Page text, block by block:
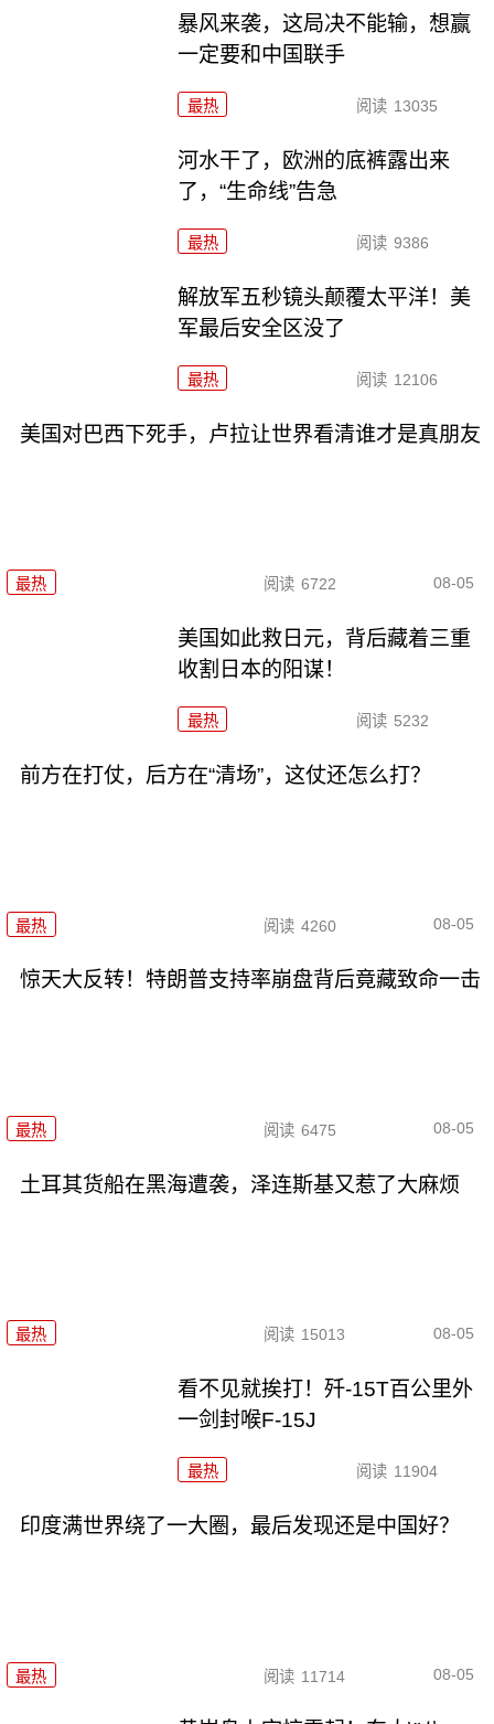
暴风来袭，这局决不能输，想赢
一定要和中国联手
最热 阅读 13035
河水干了，欧洲的底裤露出来
了，“生命线”告急
最热 阅读 9386
解放军五秒镜头颠覆太平洋！美
军最后安全区没了
最热 阅读 12106
美国对巴西下死手，卢拉让世界看清谁才是真朋友
最热 阅读 6722 08-05
美国如此救日元，背后藏着三重
收割日本的阳谋！
最热 阅读 5232
前方在打仗，后方在“清场”，这仗还怎么打？
最热 阅读 4260 08-05
惊天大反转！特朗普支持率崩盘背后竟藏致命一击
最热 阅读 6475 08-05
土耳其货船在黑海遭袭，泽连斯基又惹了大麻烦
最热 阅读 15013 08-05
看不见就挨打！歼-15T百公里外
一剑封喉F-15J
最热 阅读 11904
印度满世界绕了一大圈，最后发现还是中国好？
最热 阅读 11714 08-05